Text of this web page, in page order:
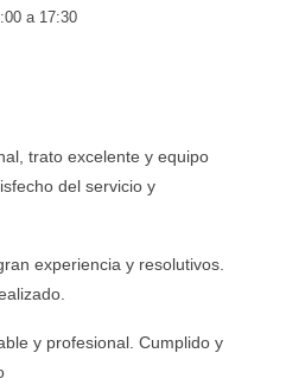
a 17:30
trato excelente y equipo
del servicio y
experiencia y resolutivos.
y profesional. Cumplido y